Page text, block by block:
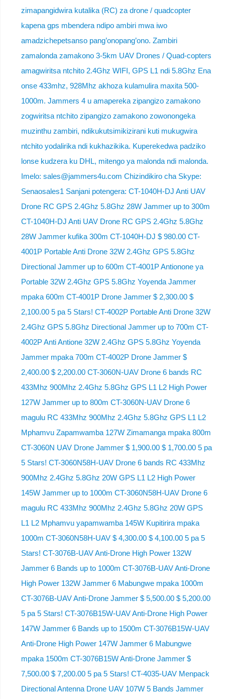
zimapangidwira kutalika (RC) za drone / quadcopter
kapena gps mbendera ndipo ambiri mwa iwo
amadzichepetsanso pang’onopang’ono. Zambiri
zamalonda zamakono 3-5km UAV Drones / Quad-copters
amagwiritsa ntchito 2.4Ghz WIFI, GPS L1 ndi 5.8Ghz Ena
onse 433mhz, 928Mhz akhoza kulamulira maxita 500-
1000m. Jammers 4 u amapereka zipangizo zamakono
zogwiritsa ntchito zipangizo zamakono zowonongeka
muzinthu zambiri, ndikukutsimikizirani kuti mukugwira
ntchito yodalirika ndi kukhazikika. Kuperekedwa padziko
lonse kudzera ku DHL, mitengo ya malonda ndi malonda.
Imelo: sales@jammers4u.com Chizindikiro cha Skype:
Senaosales1 Sanjani potengera: CT-1040H-DJ Anti UAV
Drone RC GPS 2.4Ghz 5.8Ghz 28W Jammer up to 300m
CT-1040H-DJ Anti UAV Drone RC GPS 2.4Ghz 5.8Ghz
28W Jammer kufika 300m CT-1040H-DJ $ 980.00 CT-
4001P Portable Anti Drone 32W 2.4Ghz GPS 5.8Ghz
Directional Jammer up to 600m CT-4001P Antionone ya
Portable 32W 2.4Ghz GPS 5.8Ghz Yoyenda Jammer
mpaka 600m CT-4001P Drone Jammer $ 2,300.00 $
2,100.00 5 pa 5 Stars! CT-4002P Portable Anti Drone 32W
2.4Ghz GPS 5.8Ghz Directional Jammer up to 700m CT-
4002P Anti Antione 32W 2.4Ghz GPS 5.8Ghz Yoyenda
Jammer mpaka 700m CT-4002P Drone Jammer $
2,400.00 $ 2,200.00 CT-3060N-UAV Drone 6 bands RC
433Mhz 900Mhz 2.4Ghz 5.8Ghz GPS L1 L2 High Power
127W Jammer up to 800m CT-3060N-UAV Drone 6
magulu RC 433Mhz 900Mhz 2.4Ghz 5.8Ghz GPS L1 L2
Mphamvu Zapamwamba 127W Zimamanga mpaka 800m
CT-3060N UAV Drone Jammer $ 1,900.00 $ 1,700.00 5 pa
5 Stars! CT-3060N58H-UAV Drone 6 bands RC 433Mhz
900Mhz 2.4Ghz 5.8Ghz 20W GPS L1 L2 High Power
145W Jammer up to 1000m CT-3060N58H-UAV Drone 6
magulu RC 433Mhz 900Mhz 2.4Ghz 5.8Ghz 20W GPS
L1 L2 Mphamvu yapamwamba 145W Kupitirira mpaka
1000m CT-3060N58H-UAV $ 4,300.00 $ 4,100.00 5 pa 5
Stars! CT-3076B-UAV Anti-Drone High Power 132W
Jammer 6 Bands up to 1000m CT-3076B-UAV Anti-Drone
High Power 132W Jammer 6 Mabungwe mpaka 1000m
CT-3076B-UAV Anti-Drone Jammer $ 5,500.00 $ 5,200.00
5 pa 5 Stars! CT-3076B15W-UAV Anti-Drone High Power
147W Jammer 6 Bands up to 1500m CT-3076B15W-UAV
Anti-Drone High Power 147W Jammer 6 Mabungwe
mpaka 1500m CT-3076B15W Anti-Drone Jammer $
7,500.00 $ 7,200.00 5 pa 5 Stars! CT-4035-UAV Menpack
Directional Antenna Drone UAV 107W 5 Bands Jammer